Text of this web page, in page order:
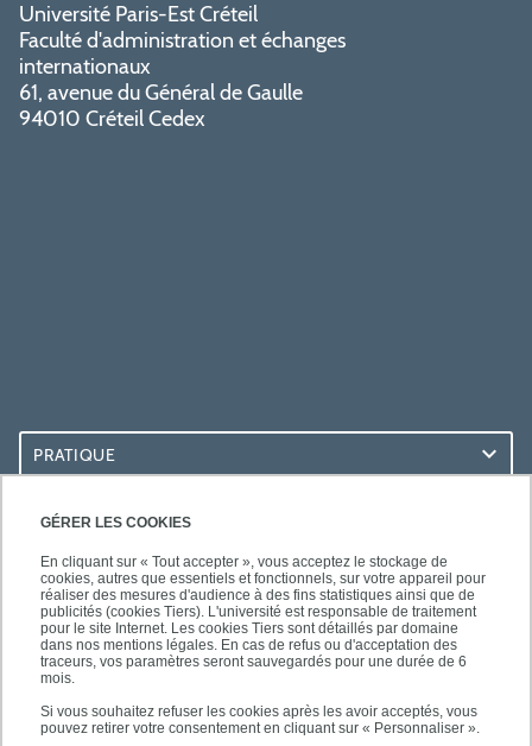
GÉRER LES COOKIES
En cliquant sur « Tout accepter », vous acceptez le stockage de
cookies, autres que essentiels et fonctionnels, sur votre appareil pour
réaliser des mesures d'audience à des fins statistiques ainsi que de
publicités (cookies Tiers). L'université est responsable de traitement
pour le site Internet. Les cookies Tiers sont détaillés par domaine
dans nos mentions légales. En cas de refus ou d'acceptation des
traceurs, vos paramètres seront sauvegardés pour une durée de 6
mois.
Si vous souhaitez refuser les cookies après les avoir acceptés, vous
pouvez retirer votre consentement en cliquant sur « Personnaliser ».
Université Paris-Est Créteil
Faculté d'administration et échanges
internationaux
61, avenue du Général de Gaulle
94010 Créteil Cedex
PRATIQUE
ACCÈS RAPIDES
SUIVEZ-NOUS